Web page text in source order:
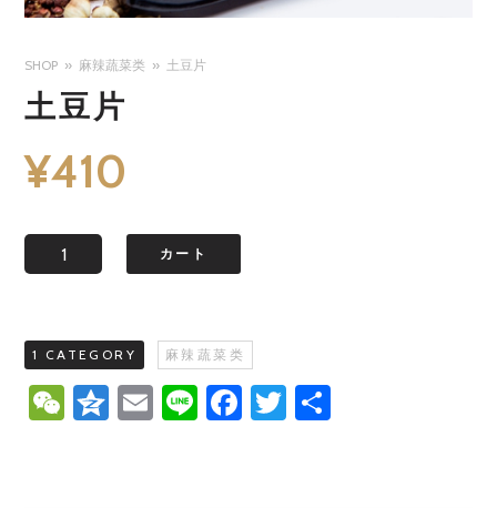
SHOP 麻辣蔬菜类 土豆片
土豆片
¥410
カート
1 CATEGORY 麻辣蔬菜类
WeChat
Qzone
Email
LineFacebook
Twitter